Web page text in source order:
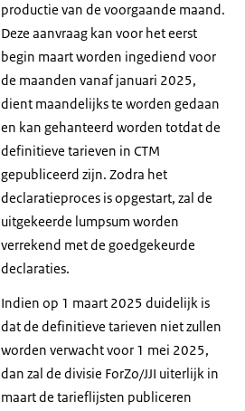
productie van de voorgaande maand.
Deze aanvraag kan voor het eerst
begin maart worden ingediend voor
de maanden vanaf januari 2025,
dient maandelijks te worden gedaan
en kan gehanteerd worden totdat de
definitieve tarieven in CTM
gepubliceerd zijn. Zodra het
declaratieproces is opgestart, zal de
uitgekeerde lumpsum worden
verrekend met de goedgekeurde
declaraties.
Indien op 1 maart 2025 duidelijk is
dat de definitieve tarieven niet zullen
worden verwacht voor 1 mei 2025,
dan zal de divisie ForZo/JJI uiterlijk in
maart de tarieflijsten publiceren